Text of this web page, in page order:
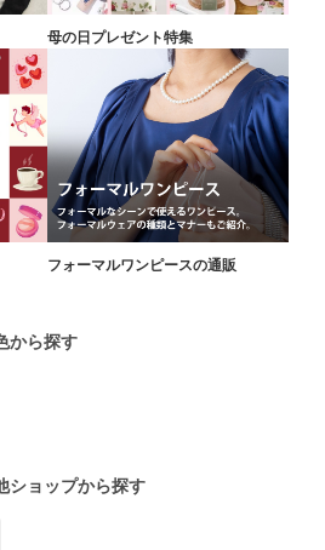
母の日プレゼント特集
フォーマルワンピースの通販
から探す
ショップから探す